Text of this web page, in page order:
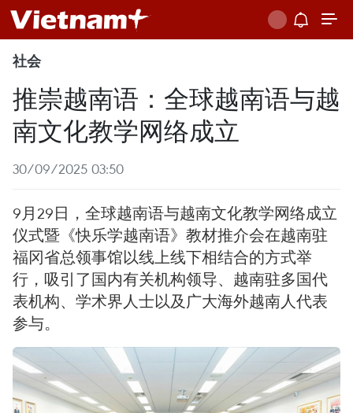
社会
推崇越南语：全球越南语与越
南文化教学网络成立
30/09/2025 03:50
9月29日，全球越南语与越南文化教学网络成立
仪式暨《快乐学越南语》教材推介会在越南驻
福冈省总领事馆以线上线下相结合的方式举
行，吸引了国内有关机构领导、越南驻多国代
表机构、学术界人士以及广大海外越南人代表
参与。